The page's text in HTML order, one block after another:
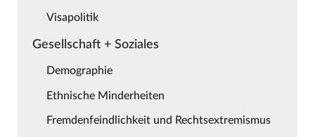
Visapolitik
Gesellschaft + Soziales
Demographie
Ethnische Minderheiten
Fremdenfeindlichkeit und Rechtsextremismus